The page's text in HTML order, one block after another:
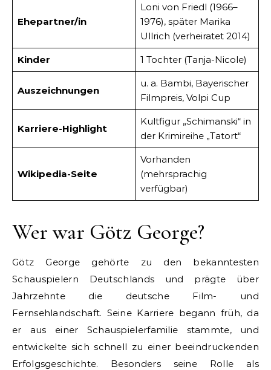
Ehepartner/in
Loni von Friedl (1966–
1976), später Marika
Ullrich (verheiratet 2014)
Kinder 1 Tochter (Tanja-Nicole)
Auszeichnungen
u. a. Bambi, Bayerischer
Filmpreis, Volpi Cup
Karriere-Highlight
Kultfigur „Schimanski“ in
der Krimireihe „Tatort“
Wikipedia-Seite
Vorhanden
(mehrsprachig
verfügbar)
Wer war Götz George?
Götz George gehörte zu den bekanntesten
Schauspielern Deutschlands und prägte über
Jahrzehnte die deutsche Film- und
Fernsehlandschaft. Seine Karriere begann früh, da
er aus einer Schauspielerfamilie stammte, und
entwickelte sich schnell zu einer beeindruckenden
Erfolgsgeschichte. Besonders seine Rolle als